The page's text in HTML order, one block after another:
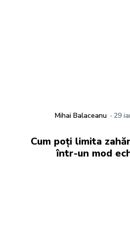
Mihai Balaceanu - 29
Cum poți limita
într-un mod